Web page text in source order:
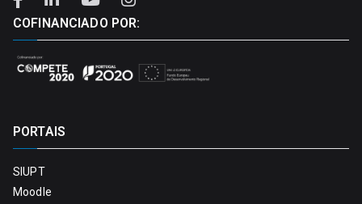
COFINANCIADO POR:
PORTAIS
SIUPT
Moodle